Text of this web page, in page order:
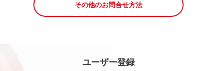
その他のお問合せ方法
ユーザー登録